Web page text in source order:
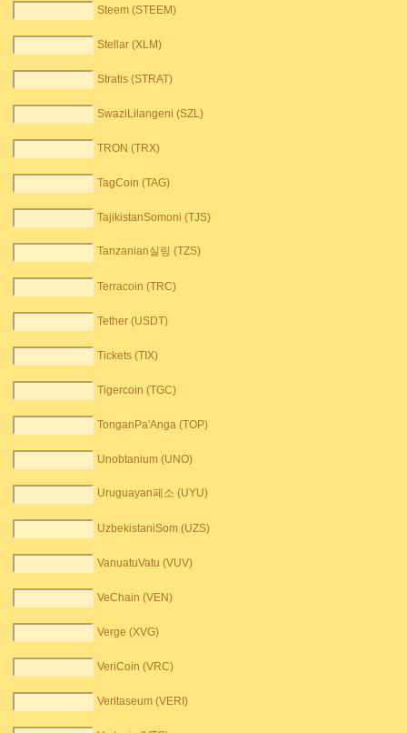
Steem (STEEM)
Stellar (XLM)
Stratis (STRAT)
SwaziLilangeni (SZL)
TRON (TRX)
TagCoin (TAG)
TajikistanSomoni (TJS)
Tanzanian실링 (TZS)
Terracoin (TRC)
Tether (USDT)
Tickets (TIX)
Tigercoin (TGC)
TonganPa'Anga (TOP)
Unobtanium (UNO)
Uruguayan페소 (UYU)
UzbekistaniSom (UZS)
VanuatuVatu (VUV)
VeChain (VEN)
Verge (XVG)
VeriCoin (VRC)
Veritaseum (VERI)